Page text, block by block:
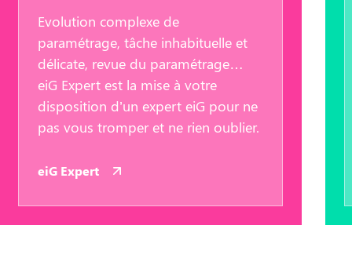
Evolution complexe de
paramétrage, tâche inhabituelle et
délicate, revue du paramétrage…
eiG Expert est la mise à votre
disposition d’un expert eiG pour ne
pas vous tromper et ne rien oublier.
eiG Expert